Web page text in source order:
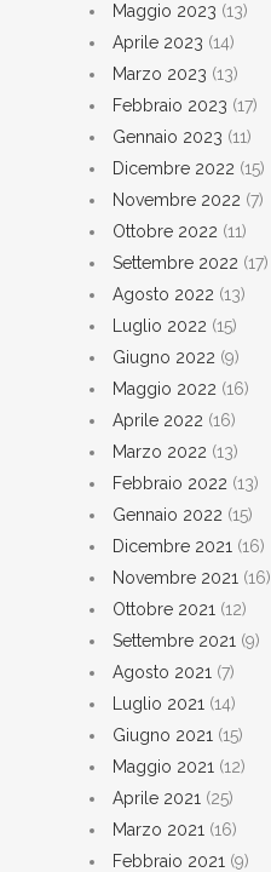
Maggio 2023 (13)
Aprile 2023 (14)
Marzo 2023 (13)
Febbraio 2023 (17)
Gennaio 2023 (11)
Dicembre 2022 (15)
Novembre 2022 (7)
Ottobre 2022 (11)
Settembre 2022 (17)
Agosto 2022 (13)
Luglio 2022 (15)
Giugno 2022 (9)
Maggio 2022 (16)
Aprile 2022 (16)
Marzo 2022 (13)
Febbraio 2022 (13)
Gennaio 2022 (15)
Dicembre 2021 (16)
Novembre 2021 (16)
Ottobre 2021 (12)
Settembre 2021 (9)
Agosto 2021 (7)
Luglio 2021 (14)
Giugno 2021 (15)
Maggio 2021 (12)
Aprile 2021 (25)
Marzo 2021 (16)
Febbraio 2021 (9)